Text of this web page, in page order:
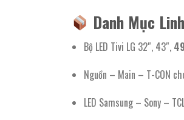
Danh Mục
Bộ LED Tivi LG 32″, 43″,
Nguồn – Main – T-CON
LED Samsung – Sony –